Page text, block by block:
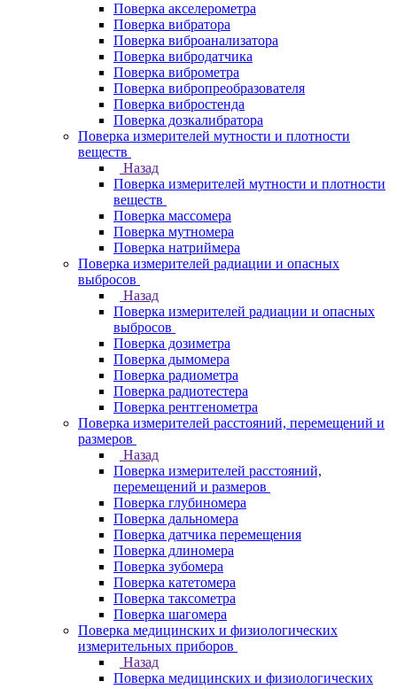
Поверка акселерометра
Поверка вибратора
Поверка виброанализатора
Поверка вибродатчика
Поверка виброметра
Поверка вибропреобразователя
Поверка вибростенда
Поверка дозкалибратора
Поверка измерителей мутности и плотности
веществ
Назад
Поверка измерителей мутности и плотности
веществ
Поверка массомера
Поверка мутномера
Поверка натриймера
Поверка измерителей радиации и опасных
выбросов
Назад
Поверка измерителей радиации и опасных
выбросов
Поверка дозиметра
Поверка дымомера
Поверка радиометра
Поверка радиотестера
Поверка рентгенометра
Поверка измерителей расстояний, перемещений и
размеров
Назад
Поверка измерителей расстояний,
перемещений и размеров
Поверка глубиномера
Поверка дальномера
Поверка датчика перемещения
Поверка длиномера
Поверка зубомера
Поверка катетомера
Поверка таксометра
Поверка шагомера
Поверка медицинских и физиологических
измерительных приборов
Назад
Поверка медицинских и физиологических